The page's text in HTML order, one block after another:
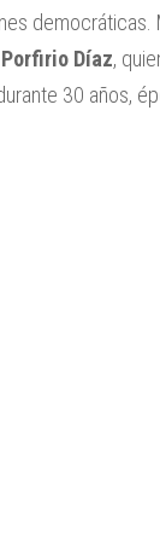
democráticas.
Porfirio Díaz,
30 años,